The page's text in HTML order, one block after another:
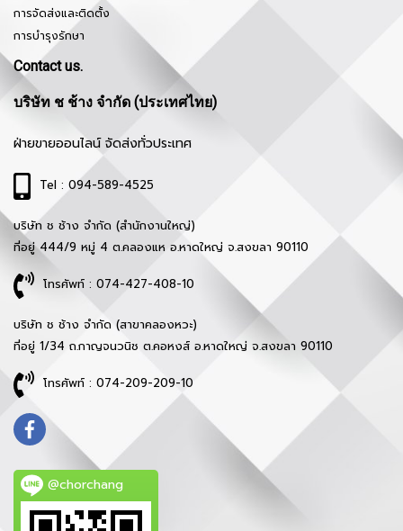
การจัดส่งและติดตั้ง
การบำรุงรักษา
Contact us.
บริษัท ช ช้าง จำกัด (ประเทศไทย)
ฝ่ายขายออนไลน์ จัดส่งทั่วประเทศ
Tel : 094-589-4525
บริษัท ช ช้าง จำกัด (สำนักงานใหญ่)
ที่อยู่ 444/9 หมู่ 4 ต.คลองแห อ.หาดใหญ่ จ.สงขลา 90110
โทรศัพท์ : 074-427-408-10
บริษัท ช ช้าง จำกัด (สาขาคลองหวะ)
ที่อยู่ 1/34 ถ.กาญจนวนิช ต.คอหงส์ อ.หาดใหญ่ จ.สงขลา 90110
โทรศัพท์ : 074-209-209-10
@chorchang